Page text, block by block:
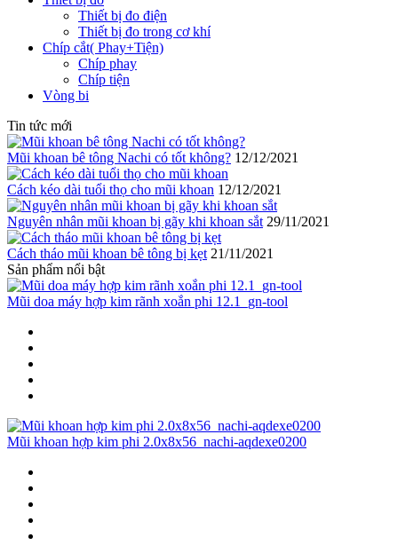
Thiết bị đo điện
Thiết bị đo trong cơ khí
Chíp cắt( Phay+Tiện)
Chíp phay
Chíp tiện
Vòng bi
Tin tức mới
Mũi khoan bê tông Nachi có tốt không? 12/12/2021
Cách kéo dài tuổi thọ cho mũi khoan 12/12/2021
Nguyên nhân mũi khoan bị gãy khi khoan sắt 29/11/2021
Cách tháo mũi khoan bê tông bị kẹt 21/11/2021
Sản phẩm nổi bật
Mũi doa máy hợp kim rãnh xoắn phi 12.1_gn-tool
Mũi khoan hợp kim phi 2.0x8x56_nachi-aqdexe0200